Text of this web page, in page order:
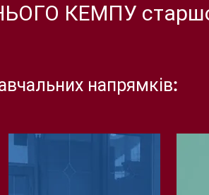
КЕМПУ
напрямків: